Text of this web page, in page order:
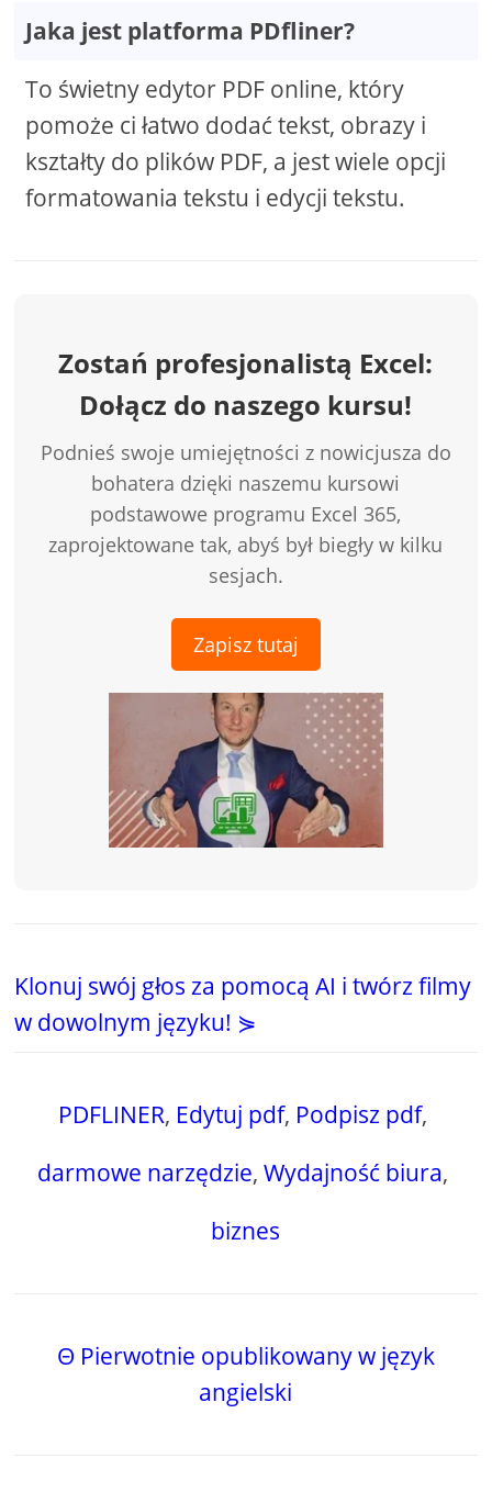
Jaka jest platforma PDfliner?
To świetny edytor PDF online, który
pomoże ci łatwo dodać tekst, obrazy i
kształty do plików PDF, a jest wiele opcji
formatowania tekstu i edycji tekstu.
Zostań profesjonalistą Excel:
Dołącz do naszego kursu!
Podnieś swoje umiejętności z nowicjusza do
bohatera dzięki naszemu kursowi
podstawowe programu Excel 365,
zaprojektowane tak, abyś był biegły w kilku
sesjach.
Zapisz tutaj
Klonuj swój głos za pomocą AI i twórz filmy
w dowolnym języku! ⋟
PDFLINER, Edytuj pdf, Podpisz pdf,
darmowe narzędzie,Wydajność biura,
biznes
Θ Pierwotnie opublikowany w język
angielski